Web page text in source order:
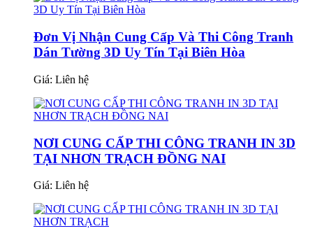
Đơn Vị Nhận Cung Cấp Và Thi Công Tranh
Dán Tường 3D Uy Tín Tại Biên Hòa
Giá: Liên hệ
NƠI CUNG CẤP THI CÔNG TRANH IN 3D
TẠI NHƠN TRẠCH ĐỒNG NAI
Giá: Liên hệ